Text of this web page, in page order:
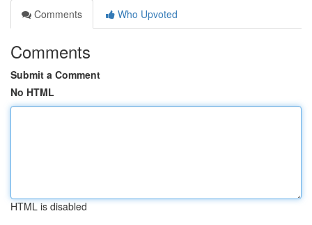
Comments
Who Upvoted
Comments
Submit a Comment
No HTML
HTML is disabled